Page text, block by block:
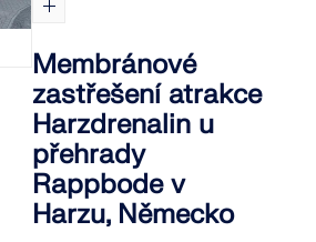
Membránové
zastřešení atrakce
Harzdrenalin u
přehrady
Rappbode v
Harzu, Německo